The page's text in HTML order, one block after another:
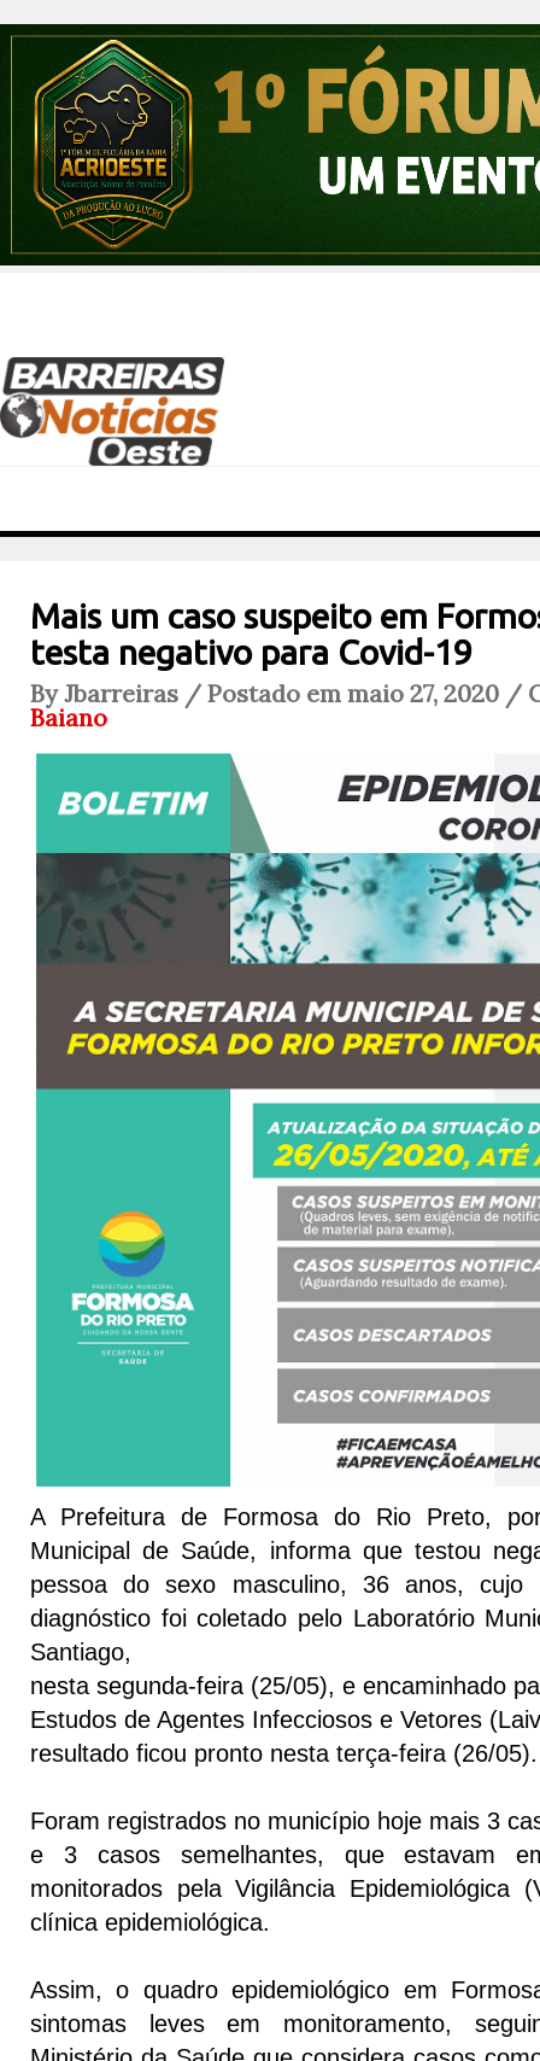
Mais um caso suspeito em
testa negativo para Covid-19
By Jbarreiras / Postado em maio 27, 2020 /
Baiano
A Prefeitura de Formosa do Rio Preto,
Municipal de Saúde, informa que testou
pessoa do sexo masculino, 36 anos, cujo
diagnóstico foi coletado pelo Laboratório
Santiago,
nesta segunda-feira (25/05), e encaminhado
Estudos de Agentes Infecciosos e Vetores
resultado ficou pronto nesta terça-feira (26/05).
Foram registrados no município hoje mais 3
e 3 casos semelhantes, que estavam
monitorados pela Vigilância Epidemiológica
clínica epidemiológica.
Assim, o quadro epidemiológico em
sintomas leves em monitoramento,